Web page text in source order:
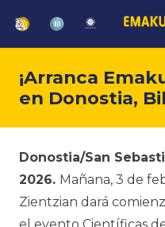
¡Arranca
en Donostia,
Donostia/San
2026. Mañana, 3 de
Zientzian dará